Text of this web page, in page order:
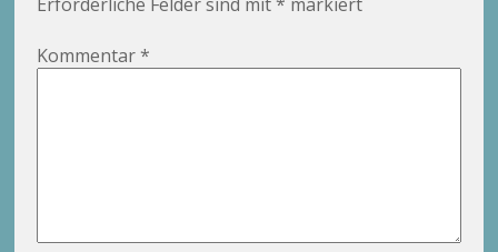
Kommentar*